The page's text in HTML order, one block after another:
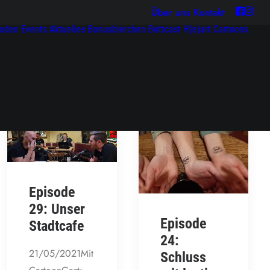
Über uns Kontakt
Events Aktuelles Bonusbierchen Bottcast H(e)art Cartoons
Episode
29: Unser
Stadtcafe
21/05/2021Mit
Episode
24:
Schluss